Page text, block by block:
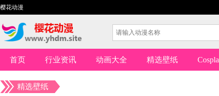
樱花动漫
首页 行业资讯 动画大全 精选壁纸
精选壁纸